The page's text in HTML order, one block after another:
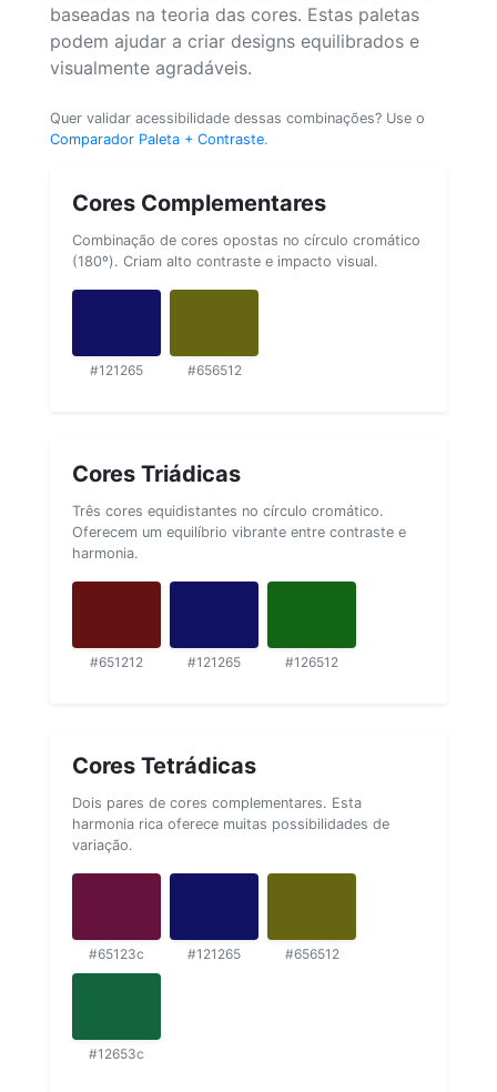
baseadas na teoria das cores. Estas paletas
podem ajudar a criar designs equilibrados e
visualmente agradáveis.
Quer validar acessibilidade dessas combinações? Use o
Comparador Paleta + Contraste.
Cores Complementares
Combinação de cores opostas no círculo cromático
(180º). Criam alto contraste e impacto visual.
#121265 #656512
Cores Triádicas
Três cores equidistantes no círculo cromático.
Oferecem um equilíbrio vibrante entre contraste e
harmonia.
#651212 #121265 #126512
Cores Tetrádicas
Dois pares de cores complementares. Esta
harmonia rica oferece muitas possibilidades de
variação.
#65123c #121265 #656512
#12653c